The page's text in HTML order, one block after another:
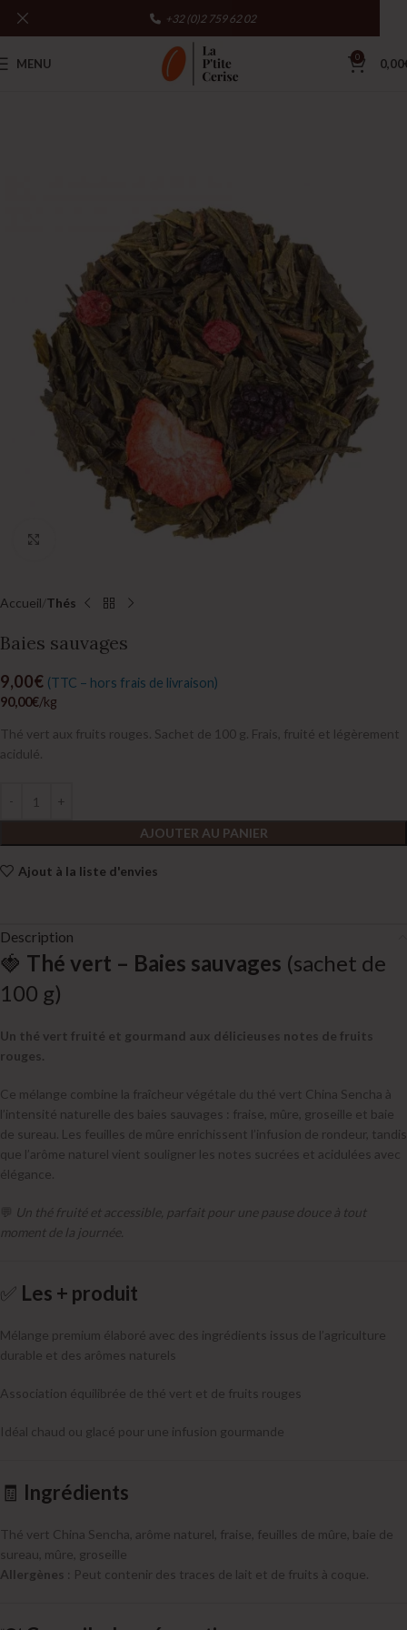
MENU 0 0,00
Accueil Thés
Baies sauvages
9,00€ (TTC – hors frais de livraison)
90,00€/kg
Thé vert aux fruits rouges. Sachet de 100 g. Frais, fruité et légèrement
acidulé.
AJOUTER AU PANIER
Ajout à la liste d'envies
Description
🍓 Thé vert – Baies sauvages (sachet de
100 g)
Un thé vert fruité et gourmand aux délicieuses notes de fruits
rouges.
Ce mélange combine la fraîcheur végétale du thé vert China Sencha à
l’intensité naturelle des baies sauvages : fraise, mûre, groseille et baie
de sureau. Les feuilles de mûre enrichissent l’infusion de rondeur, tandis
que l’arôme naturel vient souligner les notes sucrées et acidulées avec
élégance.
💬 Un thé fruité et accessible, parfait pour une pause douce à tout
moment de la journée.
✅ Les + produit
Mélange premium élaboré avec des ingrédients issus de l’agriculture
durable et des arômes naturels
Association équilibrée de thé vert et de fruits rouges
Idéal chaud ou glacé pour une infusion gourmande
🧾 Ingrédients
Thé vert China Sencha, arôme naturel, fraise, feuilles de mûre, baie de
sureau, mûre, groseille
Allergènes : Peut contenir des traces de lait et de fruits à coque.
+32 (0)2 759 62 02